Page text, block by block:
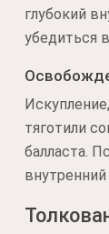
глубокий
убедиться
тяготили
балласта.